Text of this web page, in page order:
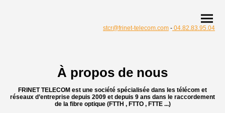
stcr@frinet-telecom.com - 04.82.83.95.04
À propos de nous
FRINET TELECOM est une société spécialisée dans les télécom et
réseaux d’entreprise depuis 2009 et depuis 9 ans dans le raccordement
de la fibre optique (FTTH , FTTO , FTTE ...)